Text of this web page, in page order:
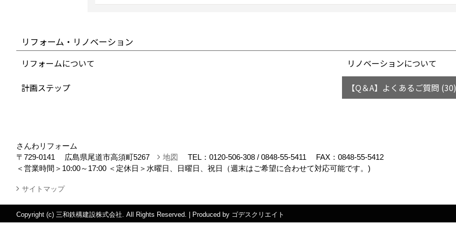
リフォーム・リノベーション
リフォームについて
リノベーションについて
計画ステップ
【Q＆A】よくあるご質問 (30)
さんわリフォーム
〒729-0141
広島県尾道市高須町5267 地図 TEL： 0120-506-308 / 0848-55-5411
FAX：0848-55-5412
＜営業時間＞10:00～17:00 ＜定休日＞水曜日、日曜日、祝日（週末はご希望に合わせて対応可能です。)
サイトマップ
Copyright (c) 三和鉄構建設株式会社. All Rights Reserved. Produced by ゴデスクリエイト